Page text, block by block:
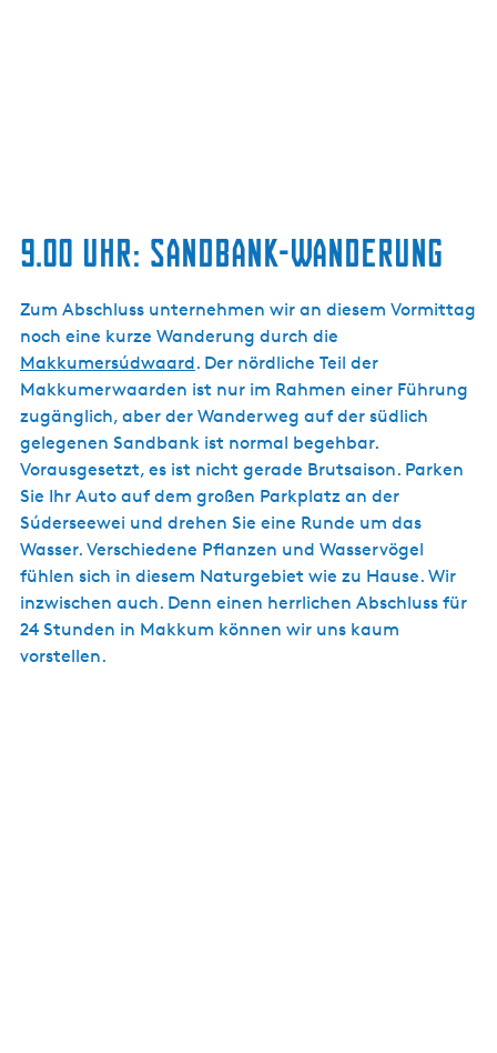
9.00 UHR: SANDBANK-WANDERUNG
Zum Abschluss unternehmen wir an diesem Vormittag
noch eine kurze Wanderung durch die
Makkumersúdwaard. Der nördliche Teil der
Makkumerwaarden ist nur im Rahmen einer Führung
zugänglich, aber der Wanderweg auf der südlich
gelegenen Sandbank ist normal begehbar.
Vorausgesetzt, es ist nicht gerade Brutsaison. Parken
Sie Ihr Auto auf dem großen Parkplatz an der
Súderseewei und drehen Sie eine Runde um das
Wasser. Verschiedene Pflanzen und Wasservögel
fühlen sich in diesem Naturgebiet wie zu Hause. Wir
inzwischen auch. Denn einen herrlichen Abschluss für
24 Stunden in Makkum können wir uns kaum
vorstellen.